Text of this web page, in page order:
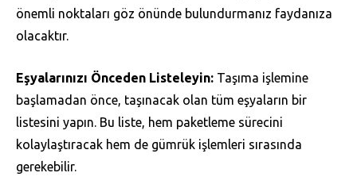
önemli noktaları göz önünde bulundurmanız faydanıza
olacaktır.
Eşyalarınızı Önceden Listeleyin: Taşıma işlemine
başlamadan önce, taşınacak olan tüm eşyaların bir
listesini yapın. Bu liste, hem paketleme sürecini
kolaylaştıracak hem de gümrük işlemleri sırasında
gerekebilir.